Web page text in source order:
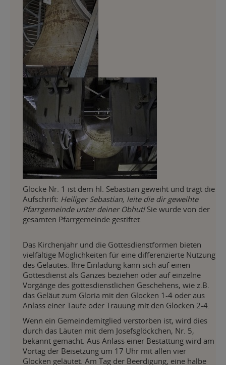
Glocke Nr. 1 ist dem hl. Sebastian geweiht und trägt die
Aufschrift: Heiliger Sebastian, leite die dir geweihte
Pfarrgemeinde unter deiner Obhut!Sie wurde von der
gesamten Pfarrgemeinde gestiftet.
Das Kirchenjahr und die Gottesdienstformen bieten
vielfältige Möglichkeiten für eine differenzierte Nutzung
des Geläutes. Ihre Einladung kann sich auf einen
Gottesdienst als Ganzes beziehen oder auf einzelne
Vorgänge des gottesdienstlichen Geschehens, wie z.B.
das Geläut zum Gloria mit den Glocken 1-4 oder aus
Anlass einer Taufe oder Trauung mit den Glocken 2-4.
Wenn ein Gemeindemitglied verstorben ist, wird dies
durch das Läuten mit dem Josefsglöckchen, Nr. 5,
bekannt gemacht. Aus Anlass einer Bestattung wird am
Vortag der Beisetzung um 17 Uhr mit allen vier
Glocken geläutet. Am Tag der Beerdigung, eine halbe